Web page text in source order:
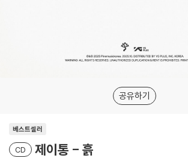
공유하기
베스트셀러
CD 제이통 - 흙